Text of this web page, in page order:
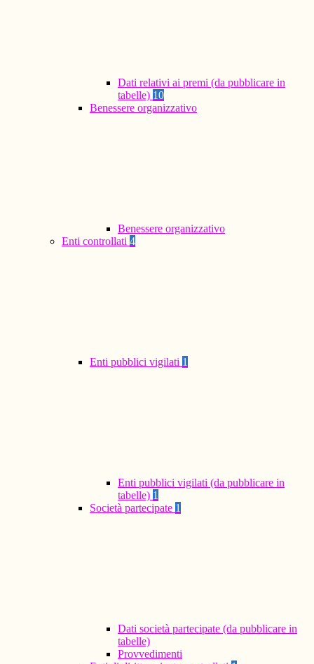
Dati relativi ai premi (da pubblicare in
tabelle) 10
Benessere organizzativo
Benessere organizzativo
Enti controllati 4
Enti pubblici vigilati 1
Enti pubblici vigilati (da pubblicare in
tabelle) 1
Società partecipate 1
Dati società partecipate (da pubblicare in
tabelle)
Provvedimenti